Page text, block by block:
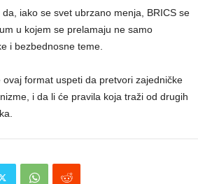
iako se svet ubrzano menja, BRICS se
u kojem se prelamaju ne samo
i bezbednosne teme.
ovaj format uspeti da pretvori zajedničke
i da li će pravila koja traži od drugih